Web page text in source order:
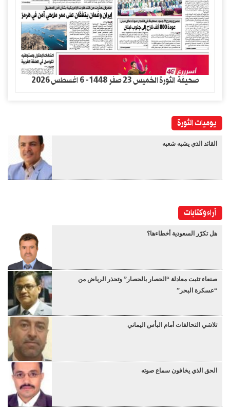
صحيفة الثورة الخميس 23 صفر 1448- 6 اغسطس 2026
يوميات الثورة
القائد الذي يشبه شعبه
آراء وكتابات
هل تكرّر السعودية أخطاءها؟
صنعاء تثبت معادلة “الحصار بالحصار” وتحذر الرياض من
“عسكرة البحر”
تلاشي التحالفات أمام البأس اليماني
الحق الذي يخافون سماع صوته